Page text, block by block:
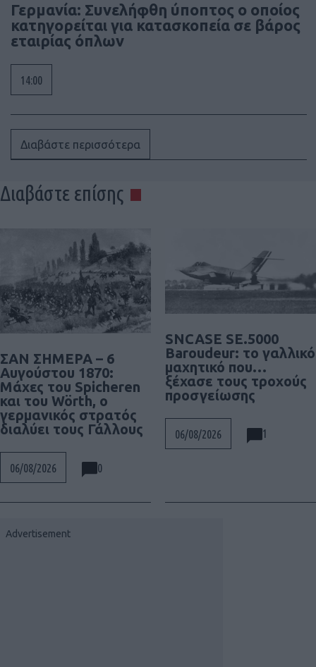
Γερμανία: Συνελήφθη ύποπτος ο οποίος
κατηγορείται για κατασκοπεία σε βάρος
εταιρίας όπλων
14:00
Διαβάστε περισσότερα
Διαβάστε επίσης
ΣΑΝ ΣΗΜΕΡΑ – 6
Αυγούστου 1870:
Μάχες του Spicheren
και του Wörth, ο
γερμανικός στρατός
διαλύει τους Γάλλους
06/08/2026 0
SNCASE SE.5000
Baroudeur: το γαλλικό
μαχητικό που…
ξέχασε τους τροχούς
προσγείωσης
06/08/2026 1